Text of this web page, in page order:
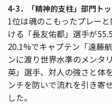
4-3．「精神的支柱」部門ト
1位は魂のこもったプレー
ける「長友佑都」選手が
20.1%でキャプテン「遠藤
ンに渡り世界水準のメンタ
英」選手、対人の強さと体
ンチを防いで流れを引き寄
した。